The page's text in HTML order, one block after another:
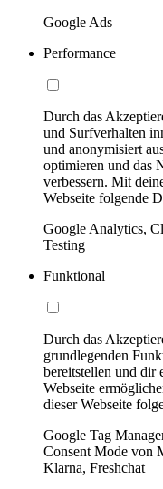
Google Ads
Performance
Durch das
und Surfverhalten
und anonymisiert
optimieren und das
verbessern. Mit
Webseite folgende
Google Analytics,
Testing
Funktional
Durch das
grundlegenden
bereitstellen und dir
Webseite
dieser Webseite
Google Tag
Consent Mode von
Klarna, Freshchat